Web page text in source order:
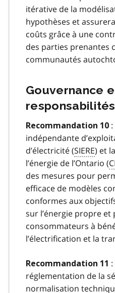
itérative de la
hypothèses et
coûts grâce à une
des parties prenantes
communautés
Gouvernance
responsabilités
Recommandation 10
indépendante
d’électricité (SIERE) et
l’énergie de l’Ontario (
des mesures pour
efficace de modèles
conformes aux
sur l’énergie propre et
consommateurs à
l’électrification et la
Recommandation 11
réglementation de la
normalisation